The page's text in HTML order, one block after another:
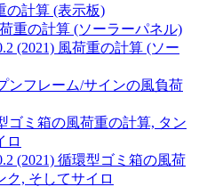
の計算 (表示板)
重の計算 (ソーラーパネル)
(2021) 風荷重の計算 (ソー
ンフレーム/サインの風負荷
ゴミ箱の風荷重の計算, タン
ロ
(2021) 循環型ゴミ箱の風荷
ク, そしてサイロ